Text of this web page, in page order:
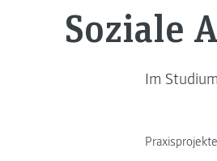
Soziale
Im Studium
Praxisprojekte